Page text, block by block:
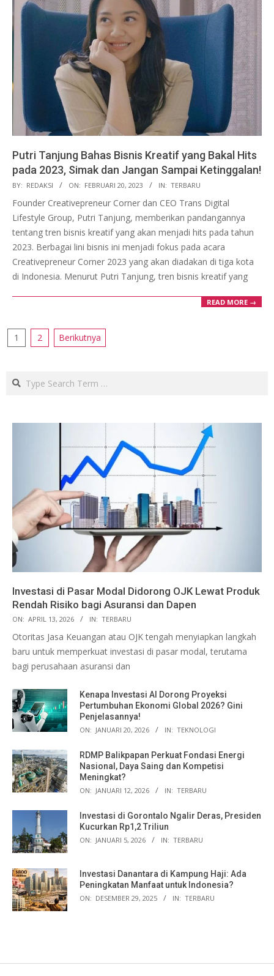
Putri Tanjung Bahas Bisnis Kreatif yang Bakal Hits
pada 2023, Simak dan Jangan Sampai Ketinggalan!
2023-
02-
20
BY: REDAKSI ON: FEBRUARI 20, 2023 IN: TERBARU
Founder Creativepreneur Corner dan CEO Trans Digital
Lifestyle Group, Putri Tanjung, memberikan pandangannya
tentang tren bisnis kreatif yang akan menjadi hits pada tahun
2023. Berbagai lini bisnis ini menjadi fokus pada acara
Creativepreneur Corner 2023 yang akan diadakan di tiga kota
di Indonesia. Menurut Putri Tanjung, tren bisnis kreatif yang
READ MORE →
Paginasi
1 2 Berikutnya
Search
Investasi di Pasar Modal Didorong OJK Lewat Produk
Rendah Risiko bagi Asuransi dan Dapen
ON: APRIL 13, 2026 IN: TERBARU
Otoritas Jasa Keuangan atau OJK tengah menyiapkan langkah
baru untuk memperkuat investasi di pasar modal, terutama
bagi perusahaan asuransi dan
Kenapa Investasi AI Dorong Proyeksi
Pertumbuhan Ekonomi Global 2026? Gini
Penjelasannya!
ON: JANUARI 20, 2026 IN: TEKNOLOGI
RDMP Balikpapan Perkuat Fondasi Energi
Nasional, Daya Saing dan Kompetisi
Meningkat?
ON: JANUARI 12, 2026 IN: TERBARU
Investasi di Gorontalo Ngalir Deras, Presiden
Kucurkan Rp1,2 Triliun
ON: JANUARI 5, 2026 IN: TERBARU
Investasi Danantara di Kampung Haji: Ada
Peningkatan Manfaat untuk Indonesia?
ON: DESEMBER 29, 2025 IN: TERBARU